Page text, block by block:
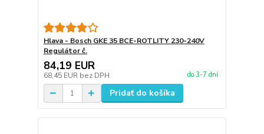
Hlava - Bosch GKE 35 BCE-ROTLITY 230-240V
Regulátor č.
84,19 EUR
68,45 EUR bez DPH do 3-7 dní
Pridať do košíka